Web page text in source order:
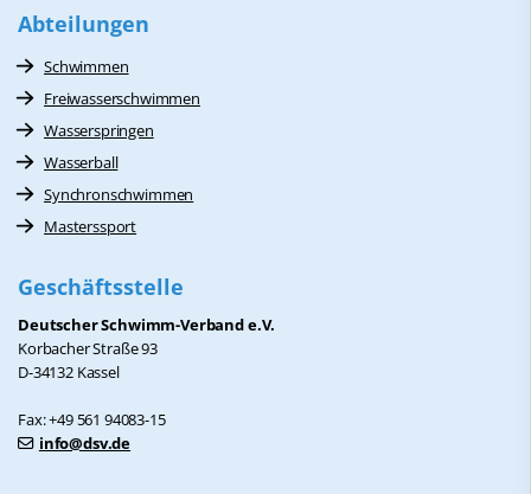
Abteilungen
Schwimmen
Freiwasserschwimmen
Wasserspringen
Wasserball
Synchronschwimmen
Masterssport
Geschäftsstelle
Deutscher Schwimm-Verband e.V.
Korbacher Straße 93
D-34132 Kassel
Fax: +49 561 94083-15
info@dsv.de